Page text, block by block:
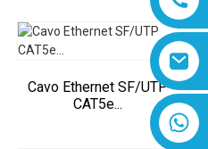
Cavo Ethernet SF/UTP
CAT5e...